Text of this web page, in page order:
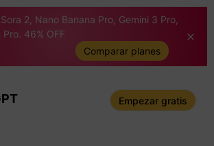
2, Nano Banana Pro, Gemini 3 Pro,
46% OFF
Comparar planes
Empezar gratis